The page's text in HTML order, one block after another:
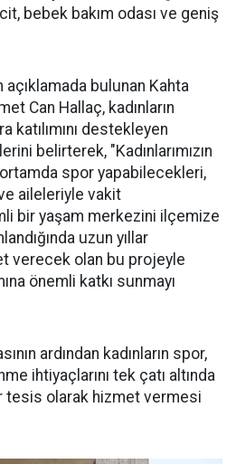
bebek bakım odası ve geniş
bulunan Kahta
Can Hallaç, kadınların
katılımını destekleyen
belirterek, "Kadınlarımızın
spor yapabilecekleri,
aileleriyle vakit
bir yaşam merkezini ilçemize
uzun yıllar
verecek olan bu projeyle
önemli katkı sunmayı
ardından kadınların spor,
ihtiyaçlarını tek çatı altında
tesis olarak hizmet vermesi